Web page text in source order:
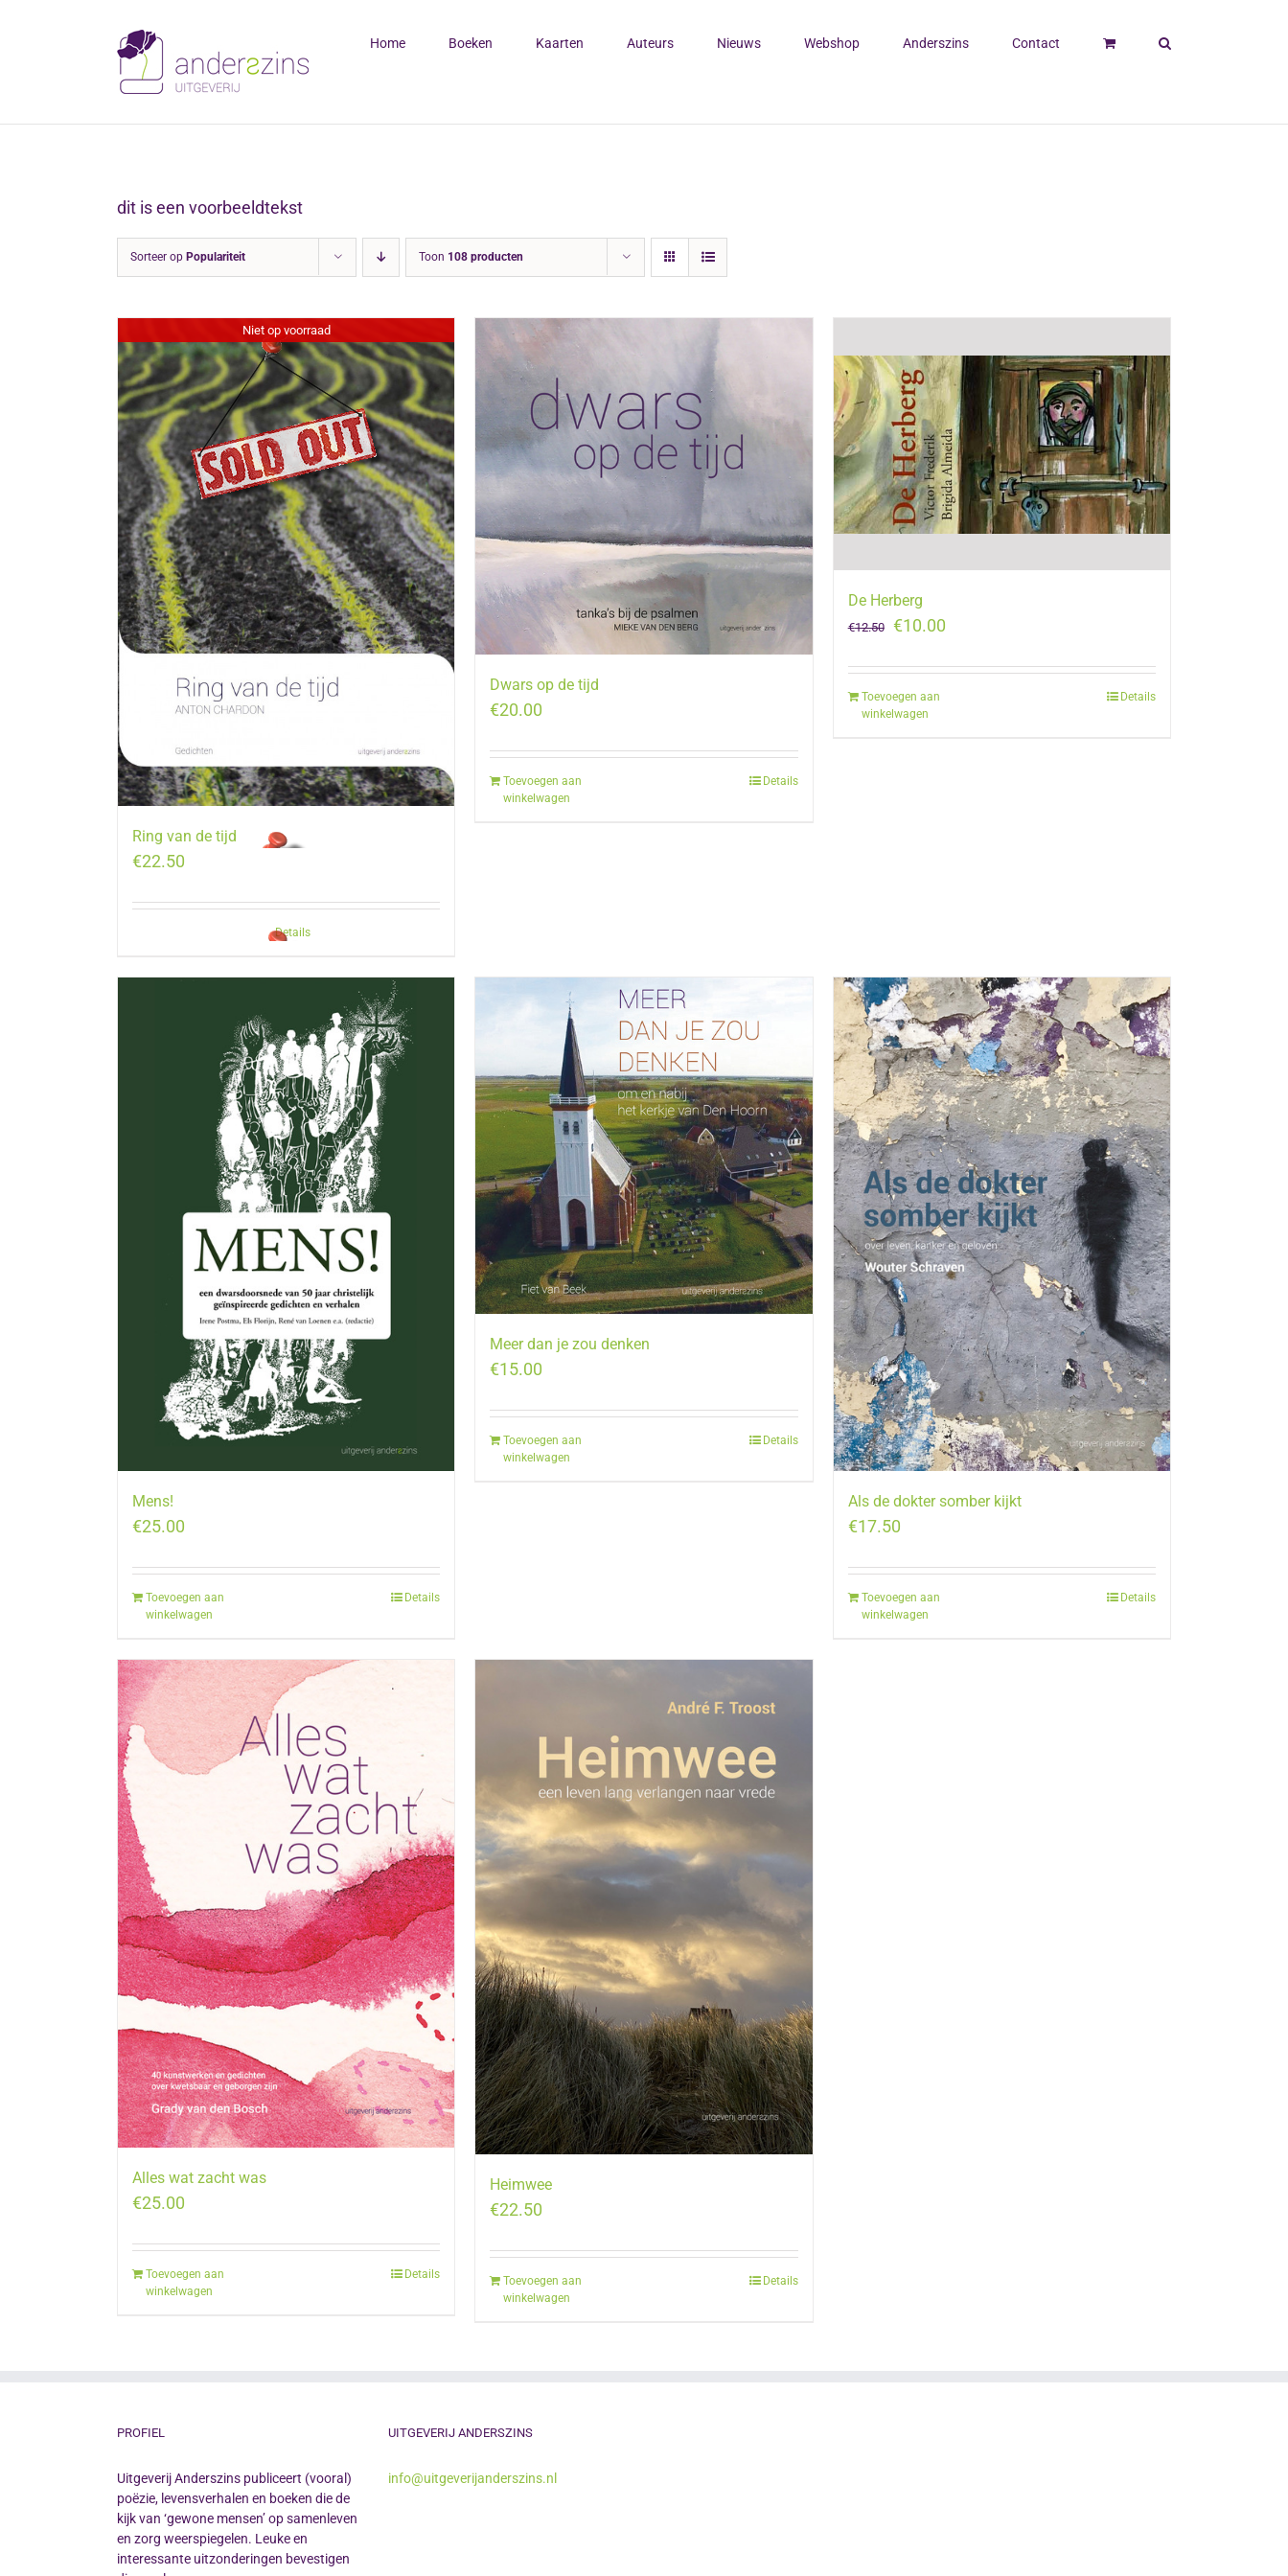
Home Boeken Kaarten Auteurs Nieuws Webshop Anderszins Contact
dit is een voorbeeldtekst
Sorteer op Populariteit Toon 108 producten
Niet op voorraad
Ring van de tijd
€22.50
Details
Dwars op de tijd
€20.00
Toevoegen aan
winkelwagen
Details
De Herberg
€12.50
Oorspronkelijke
was:
€12.50.
€10.00Huidige
is:
Toevoegen aan
winkelwagen
Details
Mens!
€25.00
Toevoegen aan
winkelwagen
Details
Meer dan je zou denken
€15.00
Toevoegen aan
winkelwagen
Details
Als de dokter somber kijkt
€17.50
Toevoegen aan
winkelwagen
Details
Alles wat zacht was
€25.00
Toevoegen aan
winkelwagen
Details
Heimwee
€22.50
Toevoegen aan
winkelwagen
Details
PROFIEL
Uitgeverij Anderszins publiceert (vooral)
poëzie, levensverhalen en boeken die de
kijk van ‘gewone mensen’ op samenleven
en zorg weerspiegelen. Leuke en
interessante uitzonderingen bevestigen
UITGEVERIJ ANDERSZINS
info@uitgeverijanderszins.nl